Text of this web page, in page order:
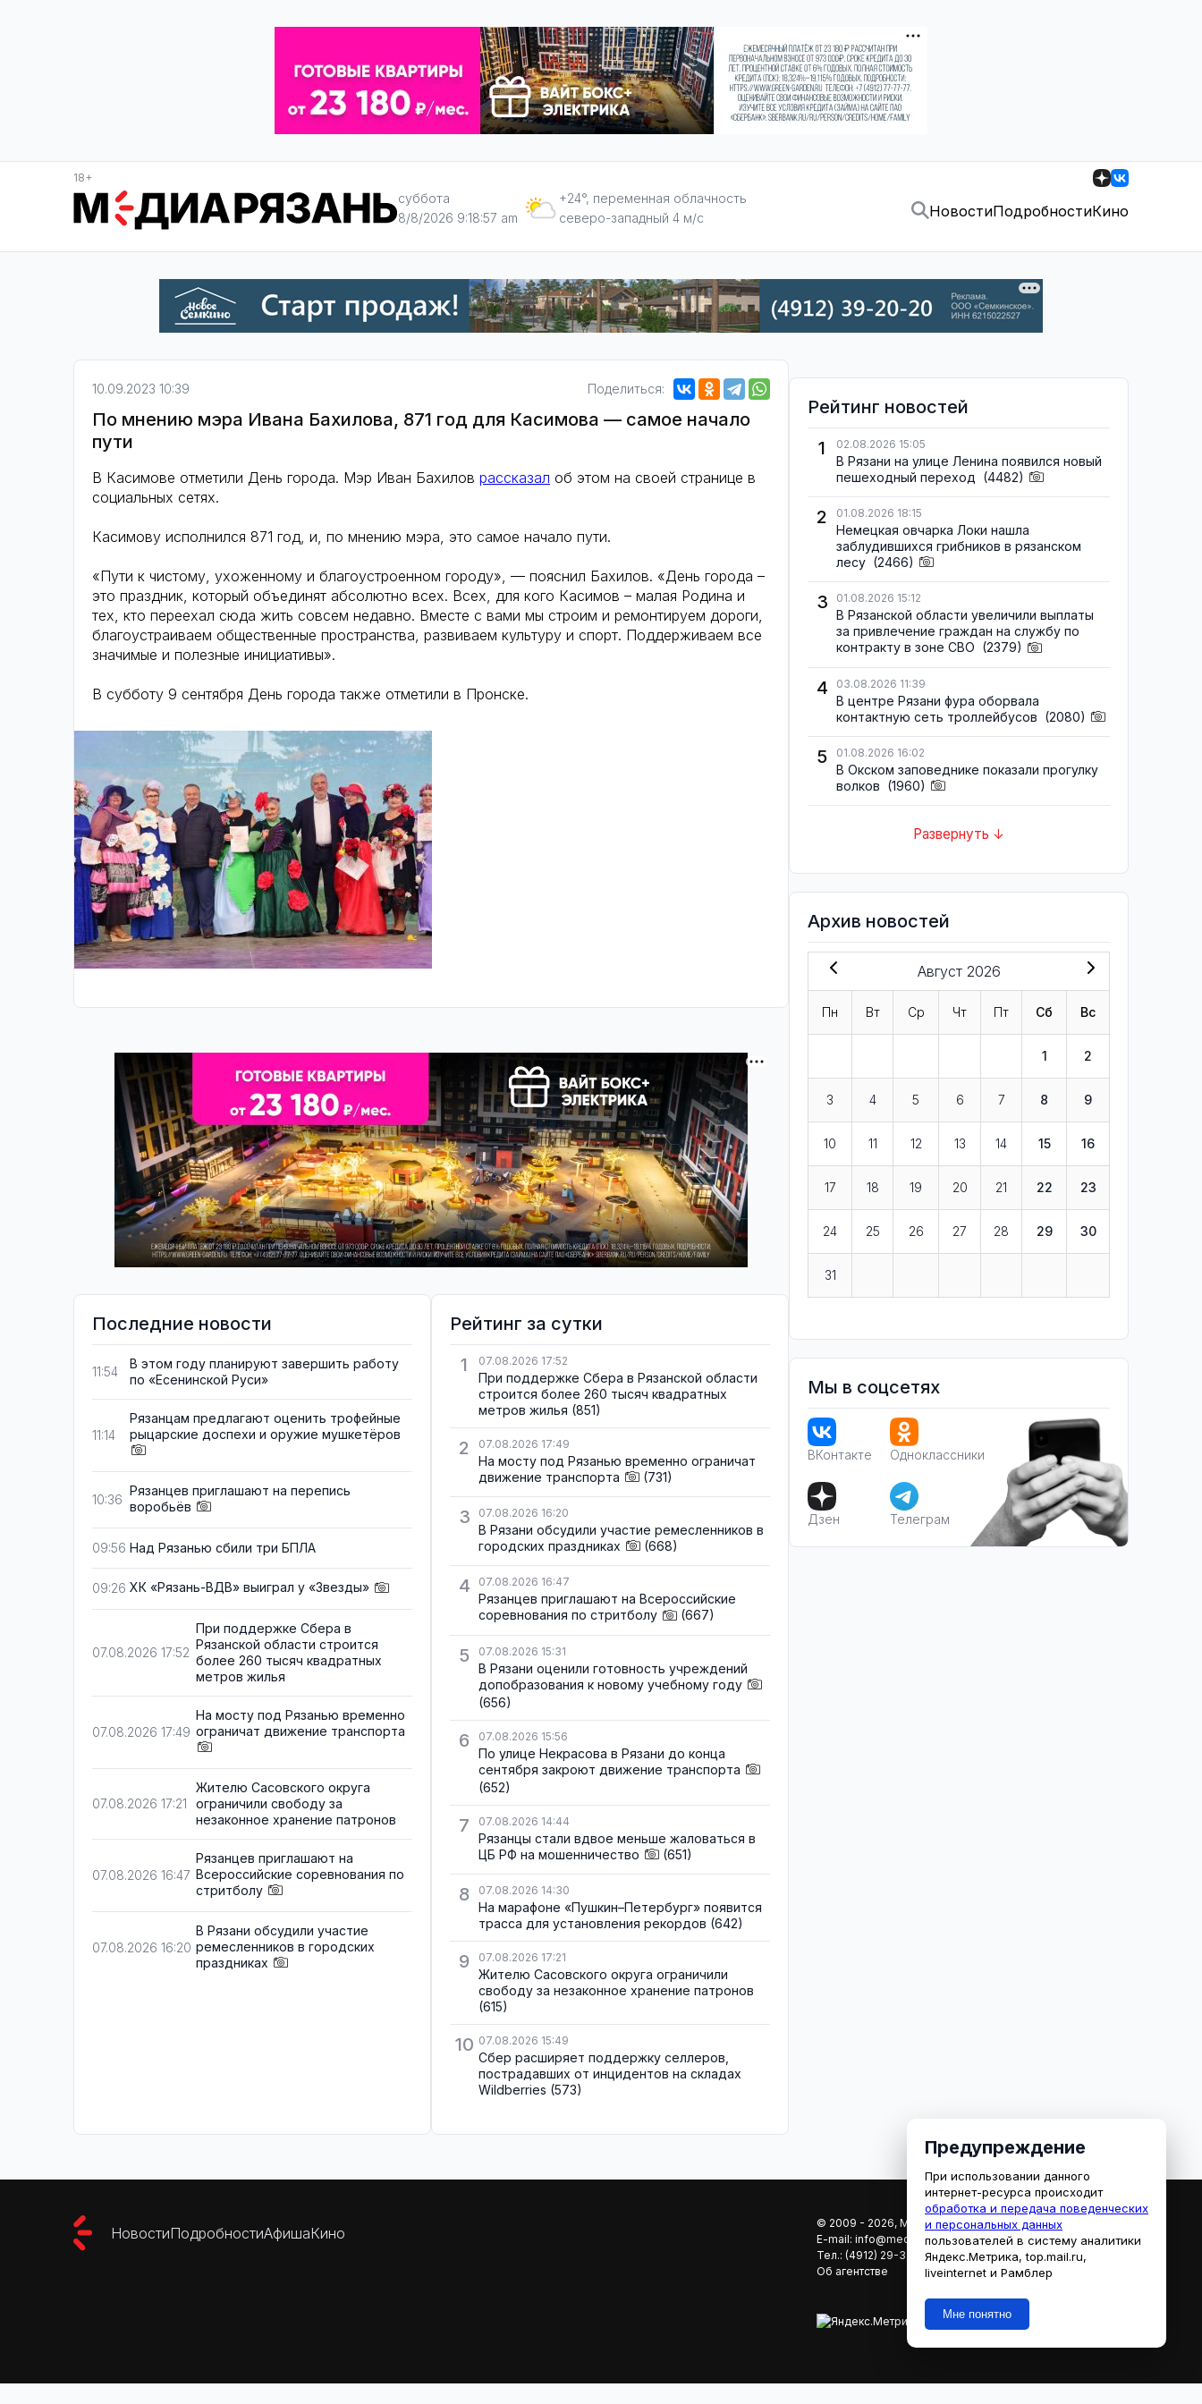
18+
суббота
8/8/2026 9:18:58 am
+24°, переменная облачность
северо-западный 4 м/с
НовостиПодробностиКино
10.09.2023 10:39 Поделиться:
По мнению мэра Ивана Бахилова, 871 год для Касимова — самое начало
пути
В Касимове отметили День города. Мэр Иван Бахилов рассказал об этом на своей странице в
социальных сетях.
Касимову исполнился 871 год, и, по мнению мэра, это самое начало пути.
«Пути к чистому, ухоженному и благоустроенном городу», — пояснил Бахилов. «День города –
это праздник, который объединят абсолютно всех. Всех, для кого Касимов – малая Родина и
тех, кто переехал сюда жить совсем недавно. Вместе с вами мы строим и ремонтируем дороги,
благоустраиваем общественные пространства, развиваем культуру и спорт. Поддерживаем все
значимые и полезные инициативы».
В субботу 9 сентября День города также отметили в Пронске.
Последние новости
11:54
В этом году планируют завершить работу
по «Есенинской Руси»
11:14
Рязанцам предлагают оценить трофейные
рыцарские доспехи и оружие мушкетёров
10:36
Рязанцев приглашают на перепись
воробьёв
09:56 Над Рязанью сбили три БПЛА
09:26 ХК «Рязань-ВДВ» выиграл у «Звезды»
07.08.2026 17:52
При поддержке Сбера в
Рязанской области строится
более 260 тысяч квадратных
метров жилья
07.08.2026 17:49
На мосту под Рязанью временно
ограничат движение транспорта
07.08.2026 17:21
Жителю Сасовского округа
ограничили свободу за
незаконное хранение патронов
07.08.2026 16:47
Рязанцев приглашают на
Всероссийские соревнования по
стритболу
07.08.2026 16:20
В Рязани обсудили участие
ремесленников в городских
праздниках
Рейтинг за сутки
1
07.08.2026 17:52
При поддержке Сбера в Рязанской области
строится более 260 тысяч квадратных
метров жилья (851)
2 07.08.2026 17:49
На мосту под Рязанью временно ограничат
движение транспорта
(731)
3 07.08.2026 16:20
В Рязани обсудили участие ремесленников в
городских праздниках
(668)
4 07.08.2026 16:47
Рязанцев приглашают на Всероссийские
соревнования по стритболу
(667)
5 07.08.2026 15:31
В Рязани оценили готовность учреждений
допобразования к новому учебному году
(656)
6 07.08.2026 15:56
По улице Некрасова в Рязани до конца
сентября закроют движение транспорта
(652)
7 07.08.2026 14:44
Рязанцы стали вдвое меньше жаловаться в
ЦБ РФ на мошенничество
(651)
8 07.08.2026 14:30
На марафоне «Пушкин–Петербург» появится
трасса для установления рекордов (642)
9 07.08.2026 17:21
Жителю Сасовского округа ограничили
свободу за незаконное хранение патронов
(615)
10 07.08.2026 15:49
Сбер расширяет поддержку селлеров,
пострадавших от инцидентов на складах
Wildberries (573)
Рейтинг новостей
1
02.08.2026 15:05
В Рязани на улице Ленина появился новый
пешеходный переход (4482)
2 01.08.2026 18:15
Немецкая овчарка Локи нашла
заблудившихся грибников в рязанском
лесу (2466)
3 01.08.2026 15:12
В Рязанской области увеличили выплаты
за привлечение граждан на службу по
контракту в зоне СВО (2379)
4 03.08.2026 11:39
В центре Рязани фура оборвала
контактную сеть троллейбусов (2080)
5 01.08.2026 16:02
В Окском заповеднике показали прогулку
волков (1960)
Развернуть ↓
Архив новостей
Август 2026
Пн Вт Ср Чт Пт Сб Вс
1 2
3 4 5 6 7 8 9
10 11 12 13 14 15 16
17 18 19 20 21 22 23
24 25 26 27 28 29 30
31
Мы в соцсетях
ВКонтакте Одноклассники
Дзен Телеграм
НовостиПодробностиАфишаКино
© 2009 - 2026, МЕДИАРЯЗАНЬ
E-mail: info@mediaryazan.ru,reklama@mediaryazan.ru
Тел.: (4912) 29-33-66
Об агентстве
Предупреждение
При использовании данного
интернет-ресурса происходит
обработка и передача поведенческих
и персональных данных
пользователей в систему аналитики
Яндекс.Метрика, top.mail.ru,
liveinternet и Рамблер
Мне понятно